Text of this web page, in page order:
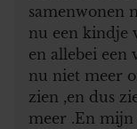
samenwonen
nu een kindje
en allebei een
nu niet meer
zien ,en dus
meer .En